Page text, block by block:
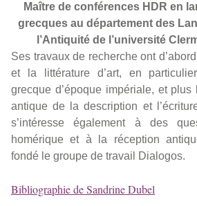
Maître de conférences HDR en
grecques au département des
l’Antiquité de l’université
Ses travaux de recherche ont
et la littérature d’art, en
grecque d’époque impériale, et
antique de la description et
s’intéresse également à des
homérique et à la réception
fondé le groupe de travail Dialogos.
Bibliographie de Sandrine Dubel